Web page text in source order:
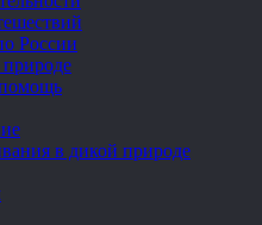
России
в дикой природе